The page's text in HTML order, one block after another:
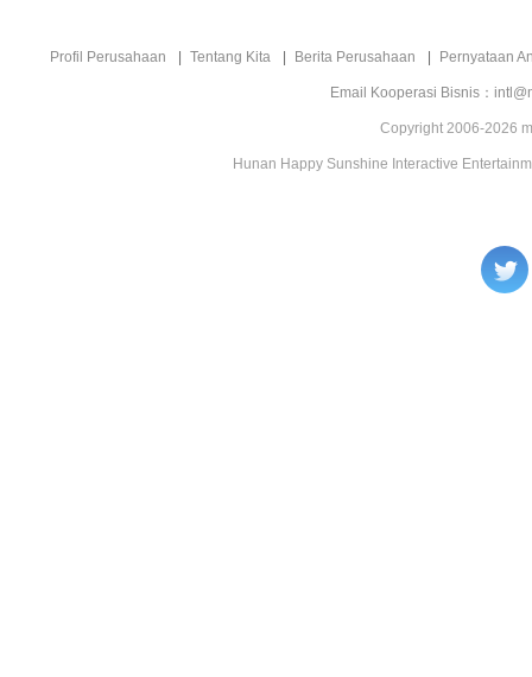
Profil Perusahaan Tentang Kita Berita Perusahaan Pernyataan
Email Kooperasi Bisnis：
Copyright 2006-2026
Hunan Happy Sunshine Interactive